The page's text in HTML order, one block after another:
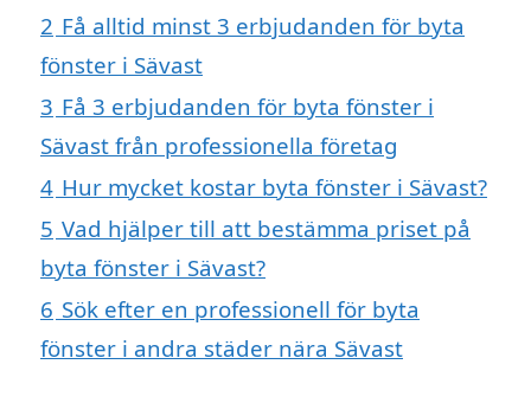
2 Få alltid minst 3 erbjudanden för byta
fönster i Sävast
3 Få 3 erbjudanden för byta fönster i
Sävast från professionella företag
4 Hur mycket kostar byta fönster i Sävast?
5 Vad hjälper till att bestämma priset på
byta fönster i Sävast?
6 Sök efter en professionell för byta
fönster i andra städer nära Sävast